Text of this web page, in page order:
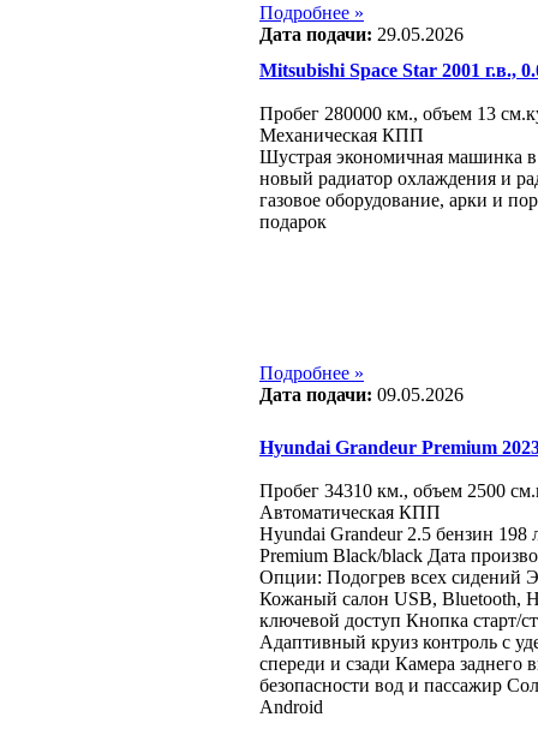
Подробнее »
Дата подачи: 29.05.2026
Mitsubishi Space Star 2001 г.в.,
Пробег 280000 км., объем 13
Механическая КПП
Шустрая экономичная машинка
новый радиатор охлаждения и
газовое оборудование, арки и
подарок
Подробнее »
Дата подачи: 09.05.2026
Hyundai Grandeur Premium 2023
Пробег 34310 км., объем 2500
Автоматическая КПП
Hyundai Grandeur 2.5 бензин
Premium Black/black Дата
Опции: Подогрев всех сидений
Кожаный салон USB, Bluetooth,
ключевой доступ Кнопка старт/
Адаптивный круиз контроль с
спереди и сзади Камера
безопасности вод и пассажир
Android